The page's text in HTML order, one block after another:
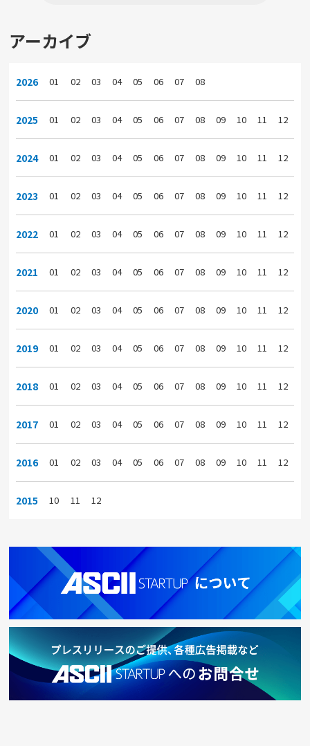
アーカイブ
2026 01 02 03 04 05 06 07 08
2025 01 02 03 04 05 06 07 08 09 10 11 12
2024 01 02 03 04 05 06 07 08 09 10 11 12
2023 01 02 03 04 05 06 07 08 09 10 11 12
2022 01 02 03 04 05 06 07 08 09 10 11 12
2021 01 02 03 04 05 06 07 08 09 10 11 12
2020 01 02 03 04 05 06 07 08 09 10 11 12
2019 01 02 03 04 05 06 07 08 09 10 11 12
2018 01 02 03 04 05 06 07 08 09 10 11 12
2017 01 02 03 04 05 06 07 08 09 10 11 12
2016 01 02 03 04 05 06 07 08 09 10 11 12
2015 10 11 12